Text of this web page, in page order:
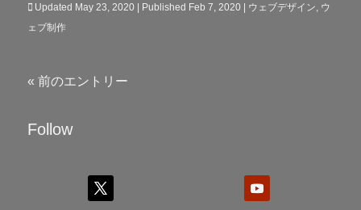
Updated May 23, 2020 | Published Feb 7, 2020| ウェブデザイン ウ
ェブ制作
« 前のエントリー
Follow